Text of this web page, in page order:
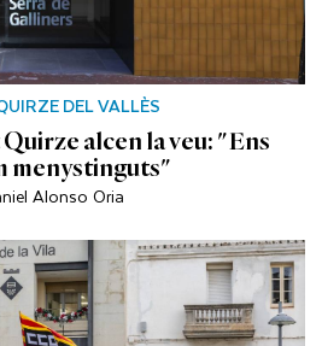
DEL VALLÈS
Quirze alcen la veu: "Ens
menystinguts"
Alonso Oria